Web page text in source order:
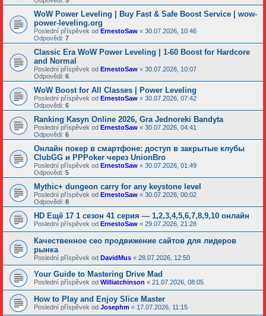
WoW Power Leveling | Buy Fast & Safe Boost Service | wow-
power-leveling.org
Poslední příspěvek od ErnestoSaw « 30.07.2026, 10:46
Odpovědi: 7
Classic Era WoW Power Leveling | 1-60 Boost for Hardcore
and Normal
Poslední příspěvek od ErnestoSaw « 30.07.2026, 10:07
Odpovědi: 6
WoW Boost for All Classes | Power Leveling
Poslední příspěvek od ErnestoSaw « 30.07.2026, 07:42
Odpovědi: 6
Ranking Kasyn Online 2026, Gra Jednoreki Bandyta
Poslední příspěvek od ErnestoSaw « 30.07.2026, 04:41
Odpovědi: 6
Онлайн покер в смартфоне: доступ в закрытые клубы
ClubGG и PPPoker через UnionBro
Poslední příspěvek od ErnestoSaw « 30.07.2026, 01:49
Odpovědi: 5
Mythic+ dungeon carry for any keystone level
Poslední příspěvek od ErnestoSaw « 30.07.2026, 00:02
Odpovědi: 8
HD Ещё 17 1 сезон 41 серия — 1,2,3,4,5,6,7,8,9,10 онлайн
Poslední příspěvek od ErnestoSaw « 29.07.2026, 21:28
Качественное сео продвижение сайтов для лидеров
рынка
Poslední příspěvek od DavidMus « 28.07.2026, 12:50
Your Guide to Mastering Drive Mad
Poslední příspěvek od Williatchinson « 21.07.2026, 08:05
How to Play and Enjoy Slice Master
Poslední příspěvek od Josephm « 17.07.2026, 11:15